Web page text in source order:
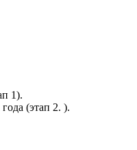
1).
(этап 2. ).